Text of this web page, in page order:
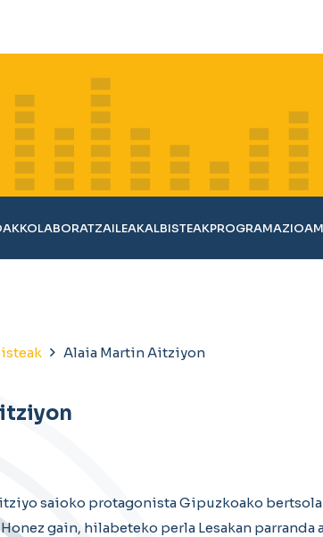
KOLABORATZAILEAKALBISTEAKPROGRAMAZIOA
Alaia Martin Aitziyon
saioko protagonista Gipuzkoako
gain, hilabeteko perla Lesakan